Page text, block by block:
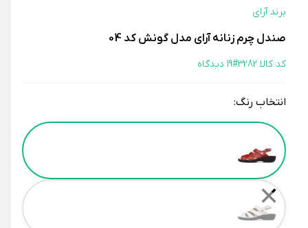
برند آرای
صندل چرم زنانه آرای مدل گونش کد 04
کد کالا 3282# 19 دیدگاه
انتخاب رنگ:
Color
✕